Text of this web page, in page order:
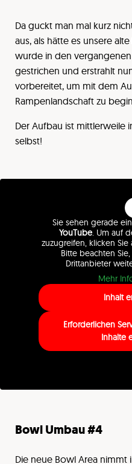
Da guckt man mal kurz
aus, als hätte es unsere
wurde in den
gestrichen und erstrahlt
vorbereitet, um mit dem
Rampenlandschaft zu
Der Aufbau ist mittlerweile
selbst!
Sie sehen gerade
YouTube. Um auf
zuzugreifen, klicken
Bitte beachten
Drittanbieter
Mehr
Inhalt
Erforderlichen
Inhalte
Bowl Umbau #4
Die neue Bowl Area